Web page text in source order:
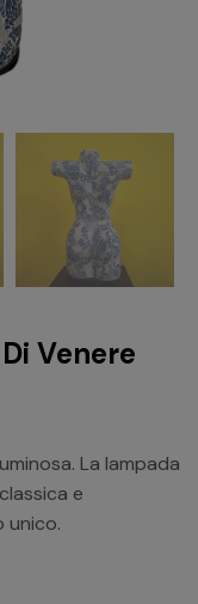
Venere
La lampada
e
unico.